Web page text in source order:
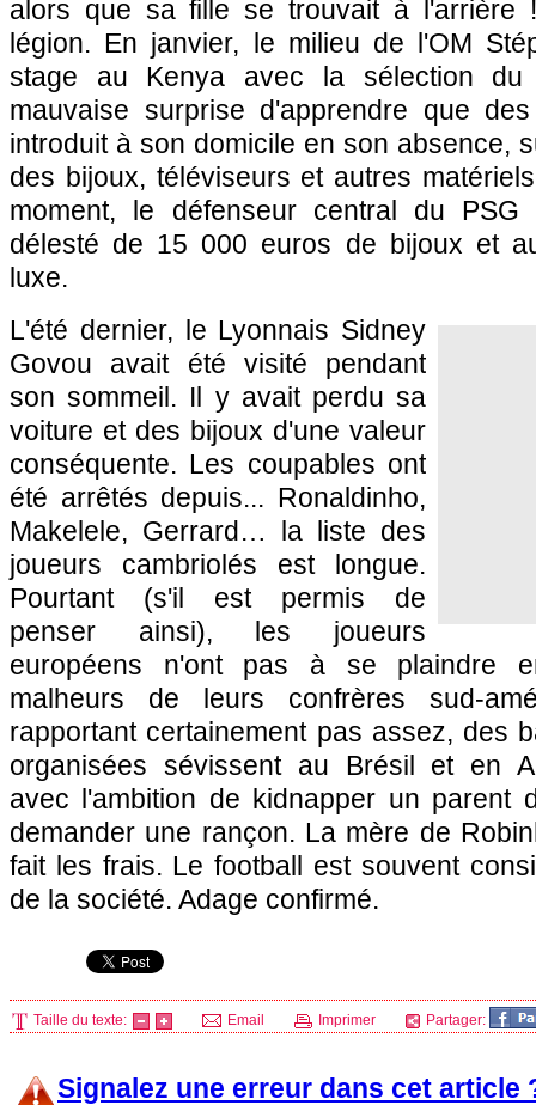
alors que sa fille se trouvait à l'arrière
légion. En janvier, le milieu de l'OM
stage au Kenya avec la sélection
mauvaise surprise d'apprendre que
introduit à son domicile en son absence,
des bijoux, téléviseurs et autres
moment, le défenseur central du PSG
délesté de 15 000 euros de bijoux et
luxe.
L'été dernier, le Lyonnais Sidney
Govou avait été visité pendant
son sommeil. Il y avait perdu sa
voiture et des bijoux d'une valeur
conséquente. Les coupables ont
été arrêtés depuis... Ronaldinho,
Makelele, Gerrard… la liste des
joueurs cambriolés est longue.
Pourtant (s'il est permis de
penser ainsi), les joueurs
européens n'ont pas à se plaindre
malheurs de leurs confrères sud-
rapportant certainement pas assez, des
organisées sévissent au Brésil et en
avec l'ambition de kidnapper un parent
demander une rançon. La mère de
fait les frais. Le football est souvent
de la société. Adage confirmé.
Taille du texte: Email Imprimer Partager:
Signalez une erreur dans cet article